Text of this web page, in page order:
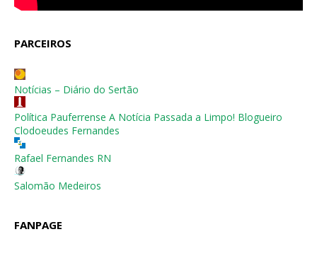
PARCEIROS
Notícias – Diário do Sertão
Política Pauferrense A Notícia Passada a Limpo! Blogueiro
Clodoeudes Fernandes
Rafael Fernandes RN
Salomão Medeiros
FANPAGE